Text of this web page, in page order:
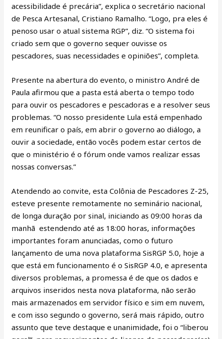
acessibilidade é precária”, explica o secretário nacional
de Pesca Artesanal, Cristiano Ramalho. “Logo, pra eles é
penoso usar o atual sistema RGP”, diz. “O sistema foi
criado sem que o governo sequer ouvisse os
pescadores, suas necessidades e opiniões”, completa.
Presente na abertura do evento, o ministro André de
Paula afirmou que a pasta está aberta o tempo todo
para ouvir os pescadores e pescadoras e a resolver seus
problemas. “O nosso presidente Lula está empenhado
em reunificar o país, em abrir o governo ao diálogo, a
ouvir a sociedade, então vocês podem estar certos de
que o ministério é o fórum onde vamos realizar essas
nossas conversas.”
Atendendo ao convite, esta Colônia de Pescadores Z-25,
esteve presente remotamente no seminário nacional,
de longa duração por sinal, iniciando as 09:00 horas da
manhã estendendo até as 18:00 horas, informações
importantes foram anunciadas, como o futuro
lançamento de uma nova plataforma SisRGP 5.0, hoje a
que está em funcionamento é o SisRGP 4.0, e apresenta
diversos problemas, a promessa é de que os dados e
arquivos inseridos nesta nova plataforma, não serão
mais armazenados em servidor físico e sim em nuvem,
e com isso segundo o governo, será mais rápido, outro
assunto que teve destaque e unanimidade, foi o “liberou